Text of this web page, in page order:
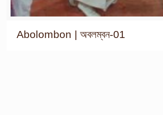
Abolombon | অবলম্বন-01